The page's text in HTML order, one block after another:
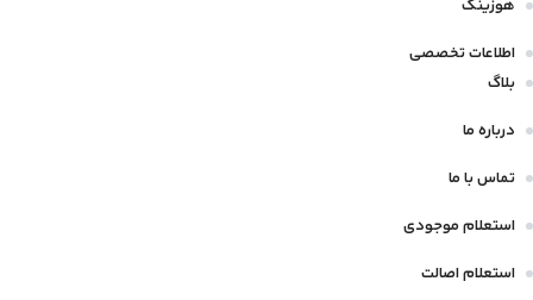
هوزینگ
اطلاعات تخصصی
بلاگ
درباره ما
تماس با ما
استعلام موجودی
استعلام اصالت